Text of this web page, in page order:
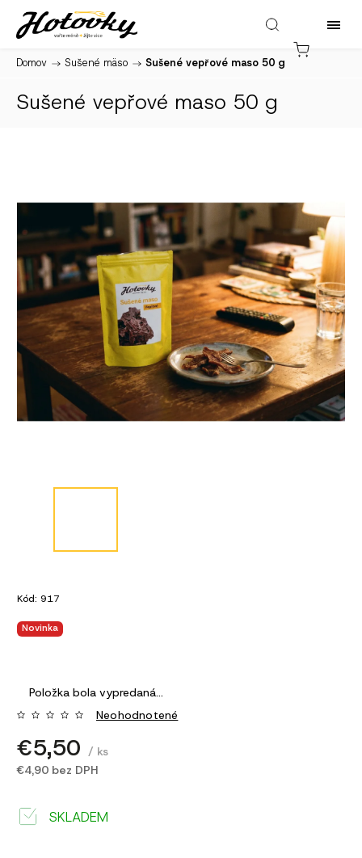
Domov / Sušené mäso / Sušené vepřové maso 50 g
Sušené vepřové maso 50 g
Kód: 917
Novinka
Položka bola vypredaná…
Neohodnotené
€5,50
/ ks
€4,90 bez DPH
SKLADEM